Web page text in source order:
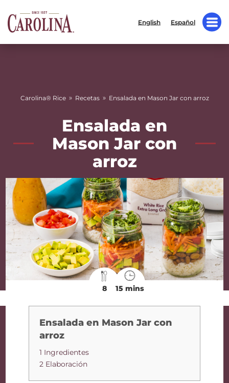
English Español
Carolina® Rice » Recetas » Ensalada en Mason Jar con arroz
Ensalada en
Mason Jar con
arroz
8 15 mins
Ensalada en Mason Jar con
arroz
1 Ingredientes
2 Elaboración